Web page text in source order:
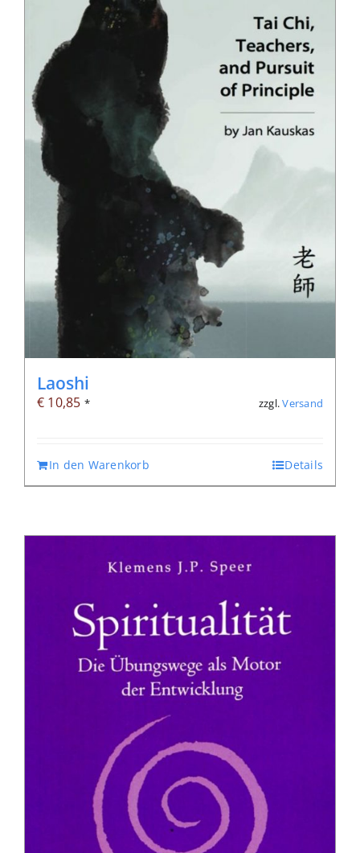
Laoshi
€ 10,85 * zzgl.Versand
In den Warenkorb Details